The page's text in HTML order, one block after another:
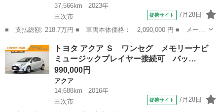
37,566km
2023年
三次市
提携サイト 7月28日
■ 支払総額: 218.7万円 ■ 車両本体価格： 2,090,000 円 ■ メーカ
ー名： トヨタ ■ 車種名： シエンタ ■ グレード名： Ｇ フル
セグ ミュージックプレイヤー接続可 バックカメラ 衝突被害軽減
システム...
三次市 シエンタ
トヨタ アクア Ｓ ワンセグ メモリーナビ
ミュージックプレイヤー接続可 バッ…
990,000円
アクア
14,688km
2016年
三次市
提携サイト 7月28日